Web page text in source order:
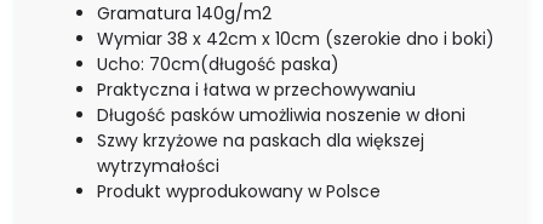
Gramatura 140g/m2
Wymiar 38 x 42cm x 10cm (szerokie dno i boki)
Ucho: 70cm(długość paska)
Praktyczna i łatwa w przechowywaniu
Długość pasków umożliwia noszenie w dłoni
Szwy krzyżowe na paskach dla większej
wytrzymałości
Produkt wyprodukowany w Polsce